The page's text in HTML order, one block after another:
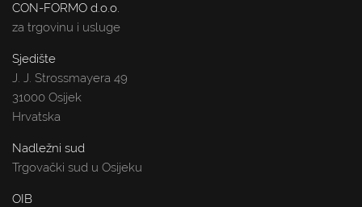
CON-FORMO d.o.o.
za trgovinu i usluge
Sjedište
J. J. Strossmayera 49
31000 Osijek
Hrvatska
Nadležni sud
Trgovački sud u Osijeku
OIB